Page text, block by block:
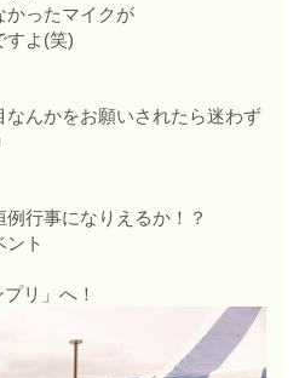
かったマイクが
すよ(笑)
んかをお願いされたら迷わず
行事になりえるか！？
ント
リ」へ！